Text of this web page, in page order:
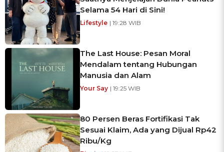
Selama 54 Hari di Sini!
Lifestyle | 19:28 WIB
The Last House: Pesan Moral
Mendalam tentang Hubungan
Manusia dan Alam
Your Say | 19:25 WIB
80 Persen Beras Fortifikasi Tak
Sesuai Klaim, Ada yang Dijual Rp42
Ribu/Kg